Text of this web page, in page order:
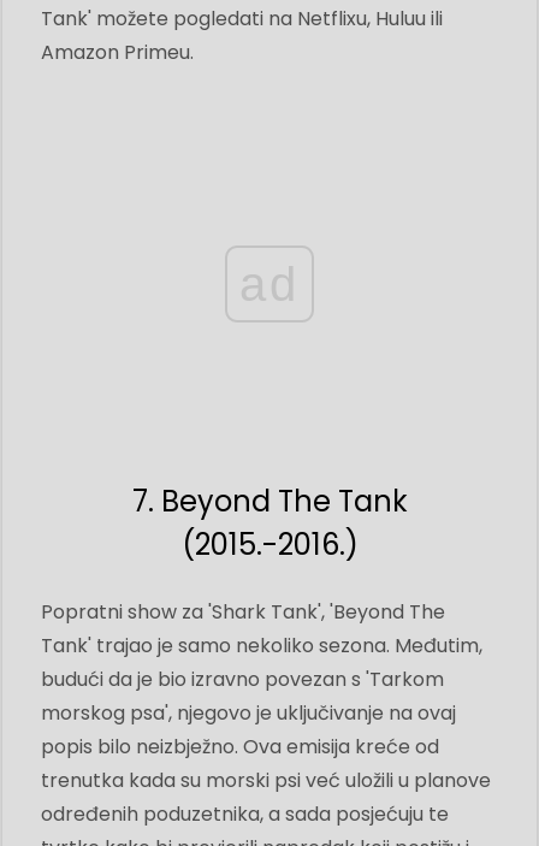
Tank' možete pogledati na Netflixu, Huluu ili
Amazon Primeu.
ad
7. Beyond The Tank
(2015.-2016.)
Popratni show za 'Shark Tank', 'Beyond The
Tank' trajao je samo nekoliko sezona. Međutim,
budući da je bio izravno povezan s 'Tarkom
morskog psa', njegovo je uključivanje na ovaj
popis bilo neizbježno. Ova emisija kreće od
trenutka kada su morski psi već uložili u planove
određenih poduzetnika, a sada posjećuju te